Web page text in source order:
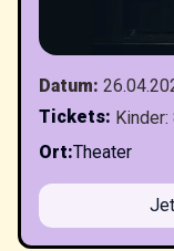
Datum:
Tickets:
Ort:Theater